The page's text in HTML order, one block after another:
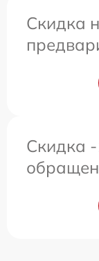
Скидка
Скидка